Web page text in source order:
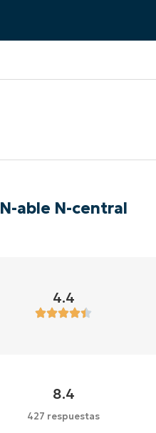
N-able N-central
4.4
8.4
427 respuestas